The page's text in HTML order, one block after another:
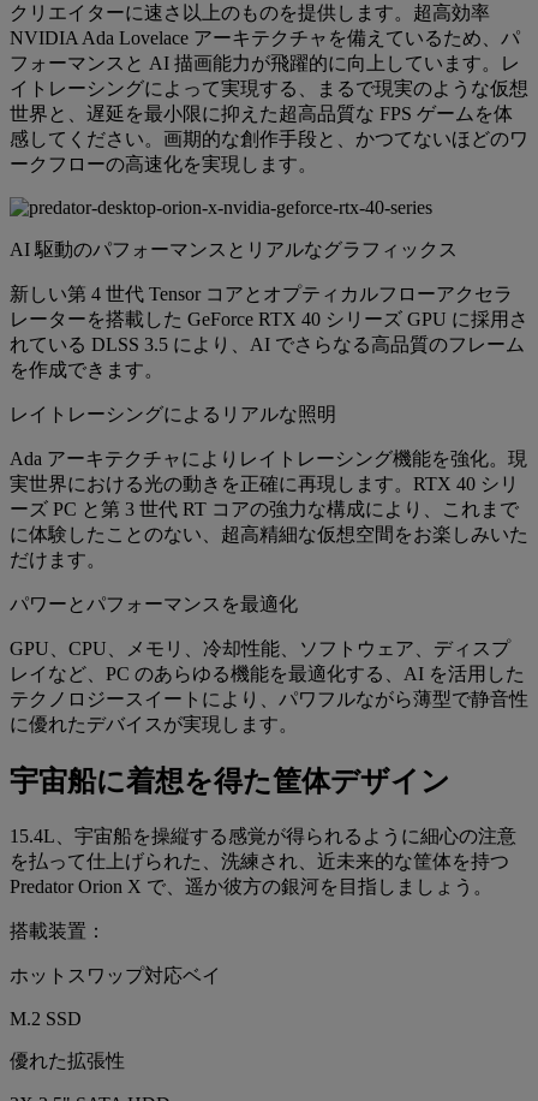
クリエイターに速さ以上のものを提供します。超高効率
NVIDIA Ada Lovelace アーキテクチャを備えているため、パ
フォーマンスと AI 描画能力が飛躍的に向上しています。レ
イトレーシングによって実現する、まるで現実のような仮想
世界と、遅延を最小限に抑えた超高品質な FPS ゲームを体
感してください。画期的な創作手段と、かつてないほどのワ
ークフローの高速化を実現します。
AI 駆動のパフォーマンスとリアルなグラフィックス
新しい第 4 世代 Tensor コアとオプティカルフローアクセラ
レーターを搭載した GeForce RTX 40 シリーズ GPU に採用さ
れている DLSS 3.5 により、AI でさらなる高品質のフレーム
を作成できます。
レイトレーシングによるリアルな照明
Ada アーキテクチャによりレイトレーシング機能を強化。現
実世界における光の動きを正確に再現します。RTX 40 シリ
ーズ PC と第 3 世代 RT コアの強力な構成により、これまで
に体験したことのない、超高精細な仮想空間をお楽しみいた
だけます。
パワーとパフォーマンスを最適化
GPU、CPU、メモリ、冷却性能、ソフトウェア、ディスプ
レイなど、PC のあらゆる機能を最適化する、AI を活用した
テクノロジースイートにより、パワフルながら薄型で静音性
に優れたデバイスが実現します。
宇宙船に着想を得た筐体デザイン
15.4L、宇宙船を操縦する感覚が得られるように細心の注意
を払って仕上げられた、洗練され、近未来的な筐体を持つ
Predator Orion X で、遥か彼方の銀河を目指しましょう。
搭載装置：
ホットスワップ対応ベイ
M.2 SSD
優れた拡張性